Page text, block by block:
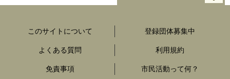
このサイトについて 登録団体募集中
よくある質問 利用規約
免責事項 市民活動って何？